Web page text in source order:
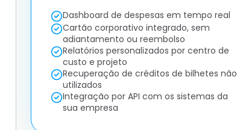
Dashboard de despesas em tempo real
Cartão corporativo integrado, sem
adiantamento ou reembolso
Relatórios personalizados por centro de
custo e projeto
Recuperação de créditos de bilhetes não
utilizados
Integração por API com os sistemas da
sua empresa